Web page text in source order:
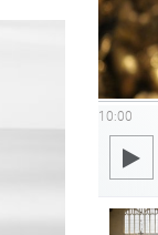
10:00